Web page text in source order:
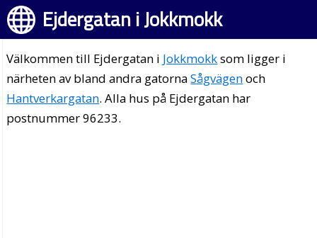
Ejdergatan i Jokkmokk
Välkommen till Ejdergatan i Jokkmokksom ligger i
närheten av bland andra gatornaSågvägenoch
Hantverkargatan. Alla hus på Ejdergatan har
postnummer 96233.